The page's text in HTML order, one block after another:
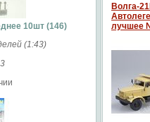
10шт (146)
(1:43)
Волга-
лучшее